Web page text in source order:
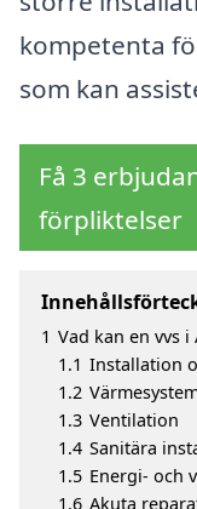
kompetenta
som kan
Få 3
förpliktelser
1 Vad kan en vvs
1.1 Installation
1.2
1.3 Ventilation
1.4 Sanitära
1.5 Energi- och
1.6 Akuta